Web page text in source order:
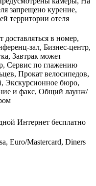
запрещено курение,
территории отеля
в номер,
зал, Бизнес-центр,
Завтрак может
Сервис по глажению
Прокат велосипедов,
Экскурсионное бюро,
и факс, Общий лаунж/
Интернет бесплатно
Euro/Mastercard, Diners